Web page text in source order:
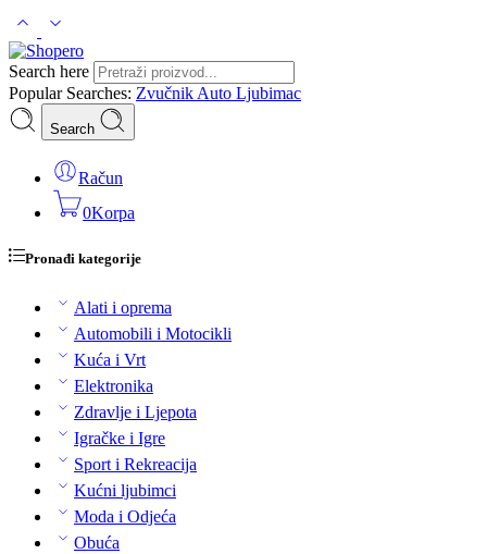
Search here
Popular Searches: Zvučnik Auto Ljubimac
Search
Račun
0Korpa
Pronađi kategorije
Alati i oprema
Automobili i Motocikli
Kuća i Vrt
Elektronika
Zdravlje i Ljepota
Igračke i Igre
Sport i Rekreacija
Kućni ljubimci
Moda i Odjeća
Obuća